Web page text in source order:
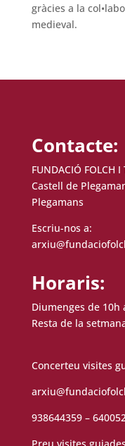
gràcies a la
medieval.
Contacte:
FUNDACIÓ FOLCH I
Castell de
Plegamans
Escriu-nos a:
Horaris:
Diumenges de
Resta de la
Concerteu visites
938644359 –